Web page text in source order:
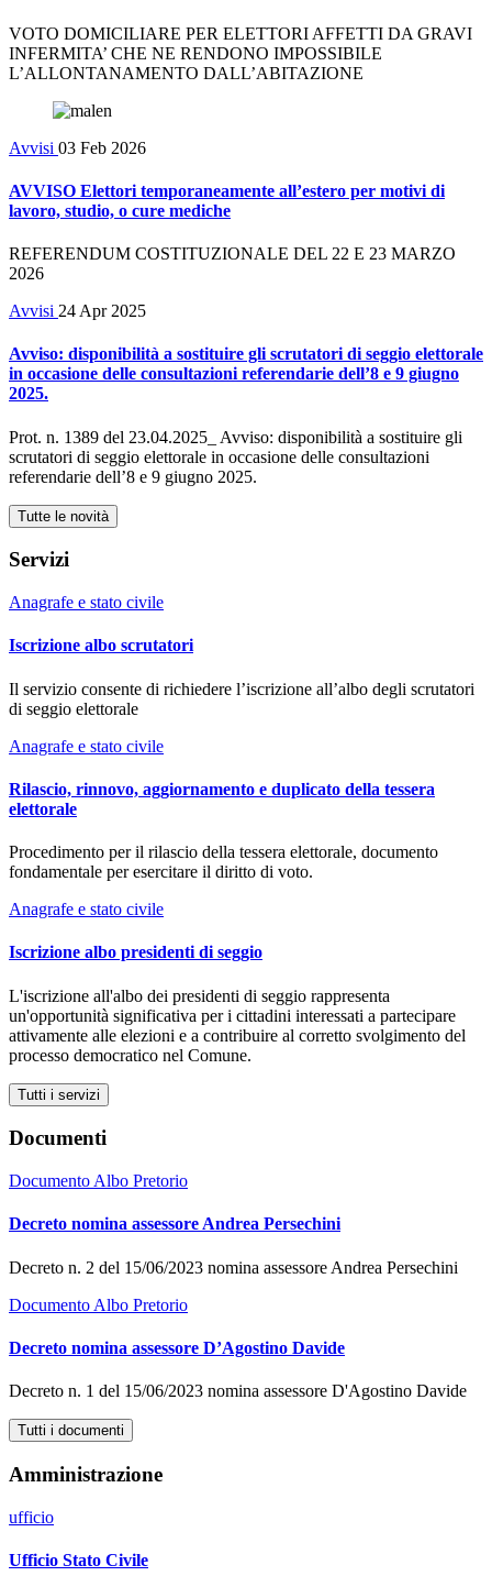
VOTO DOMICILIARE PER ELETTORI AFFETTI DA GRAVI
INFERMITA’ CHE NE RENDONO IMPOSSIBILE
L’ALLONTANAMENTO DALL’ABITAZIONE
Avvisi 03 Feb 2026
AVVISO Elettori temporaneamente all’estero per motivi di
lavoro, studio, o cure mediche
REFERENDUM COSTITUZIONALE DEL 22 E 23 MARZO
2026
Avvisi 24 Apr 2025
Avviso: disponibilità a sostituire gli scrutatori di seggio elettorale
in occasione delle consultazioni referendarie dell’8 e 9 giugno
2025.
Prot. n. 1389 del 23.04.2025_ Avviso: disponibilità a sostituire gli
scrutatori di seggio elettorale in occasione delle consultazioni
referendarie dell’8 e 9 giugno 2025.
Tutte le novità
Servizi
Anagrafe e stato civile
Iscrizione albo scrutatori
Il servizio consente di richiedere l’iscrizione all’albo degli scrutatori
di seggio elettorale
Anagrafe e stato civile
Rilascio, rinnovo, aggiornamento e duplicato della tessera
elettorale
Procedimento per il rilascio della tessera elettorale, documento
fondamentale per esercitare il diritto di voto.
Anagrafe e stato civile
Iscrizione albo presidenti di seggio
L'iscrizione all'albo dei presidenti di seggio rappresenta
un'opportunità significativa per i cittadini interessati a partecipare
attivamente alle elezioni e a contribuire al corretto svolgimento del
processo democratico nel Comune.
Tutti i servizi
Documenti
Documento Albo Pretorio
Decreto nomina assessore Andrea Persechini
Decreto n. 2 del 15/06/2023 nomina assessore Andrea Persechini
Documento Albo Pretorio
Decreto nomina assessore D’Agostino Davide
Decreto n. 1 del 15/06/2023 nomina assessore D'Agostino Davide
Tutti i documenti
Amministrazione
ufficio
Ufficio Stato Civile